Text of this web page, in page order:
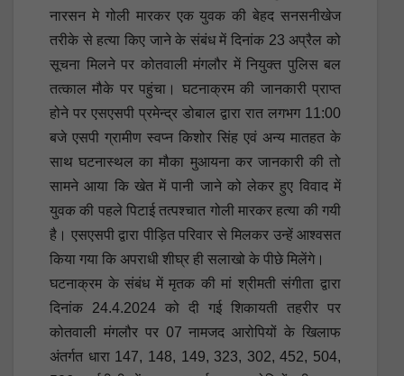
नारसन मे गोली मारकर एक युवक की बेहद सनसनीखेज
तरीके से हत्या किए जाने के संबंध में दिनांक 23 अप्रैल को
सूचना मिलने पर कोतवाली मंगलौर में नियुक्त पुलिस बल
तत्काल मौके पर पहुंचा। घटनाक्रम की जानकारी प्राप्त
होने पर एसएसपी प्रमेन्द्र डोबाल द्वारा रात लगभग 11:00
बजे एसपी ग्रामीण स्वप्न किशोर सिंह एवं अन्य मातहत के
साथ घटनास्थल का मौका मुआयना कर जानकारी की तो
सामने आया कि खेत में पानी जाने को लेकर हुए विवाद में
युवक की पहले पिटाई तत्पश्चात गोली मारकर हत्या की गयी
है। एसएसपी द्वारा पीड़ित परिवार से मिलकर उन्हें आश्वसत
किया गया कि अपराधी शीघ्र ही सलाखो के पीछे मिलेंगे।
घटनाक्रम के संबंध में मृतक की मां श्रीमती संगीता द्वारा
दिनांक 24.4.2024 को दी गई शिकायती तहरीर पर
कोतवाली मंगलौर पर 07 नामजद आरोपियों के खिलाफ
अंतर्गत धारा 147, 148, 149, 323, 302, 452, 504,